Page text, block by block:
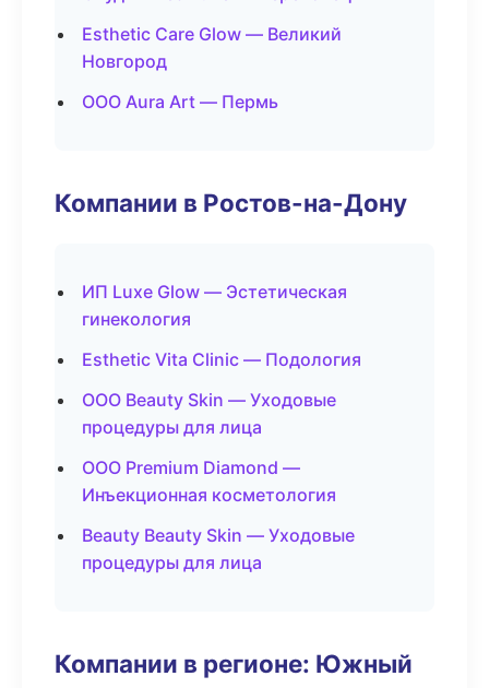
Esthetic Care Glow — Великий
Новгород
ООО Aura Art — Пермь
Компании в Ростов-на-Дону
ИП Luxe Glow — Эстетическая
гинекология
Esthetic Vita Clinic — Подология
ООО Beauty Skin — Уходовые
процедуры для лица
ООО Premium Diamond —
Инъекционная косметология
Beauty Beauty Skin — Уходовые
процедуры для лица
Компании в регионе: Южный